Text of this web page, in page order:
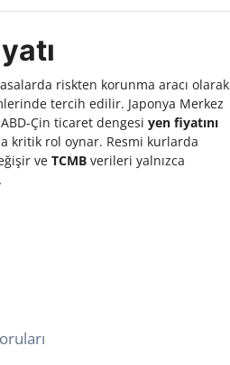
riskten korunma aracı olarak
tercih edilir. Japonya Merkez
Çin ticaret dengesi yen fiyatını
kritik rol oynar. Resmi kurlarda
ve TCMB verileri yalnızca